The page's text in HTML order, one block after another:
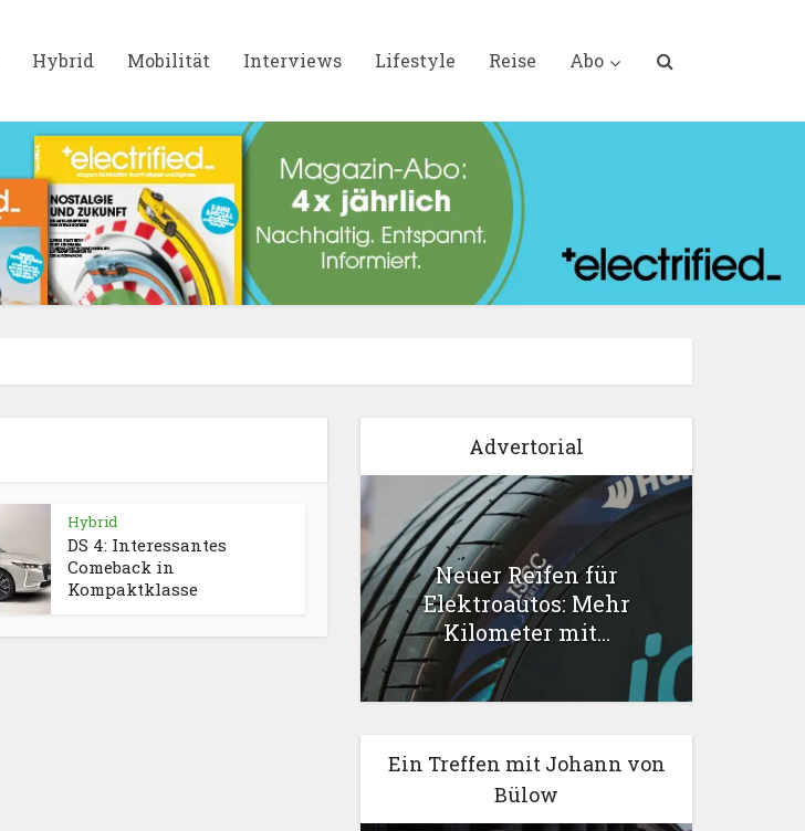
Hybrid Mobilität Interviews Lifestyle Reise Abo
Hybrid
DS 4: Interessantes
Comeback in
Kompaktklasse
Advertorial
Neuer Reifen für
Elektroautos: Mehr
Kilometer mit...
Ein Treffen mit Johann von
Bülow